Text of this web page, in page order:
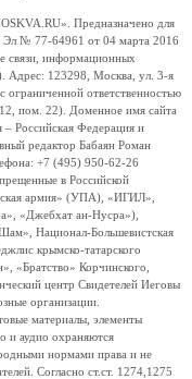
Предназначено для
Эл № 77-64961 от 04 марта 2016
связи, информационных
Адрес: 123298, Москва, ул. 3-я
ответственностью
пом. 22). Доменное имя сайта
Российская Федерация и
редактор Бабаян Роман
+7 (495) 950-62-26
в Российской
армия» (УПА), «ИГИЛ»,
«Джебхат ан-Нусра»),
Национал-Большевистская
крымско-татарского
«Братство» Корчинского,
центр Свидетелей Иеговы
организации.
материалы, элементы
и аудио охраняются
нормами права и не
Согласно ст.ст. 1274,1275